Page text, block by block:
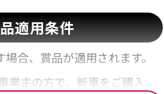
適用条件
合、賞品が適用されます。
業主の方で、新車をご購入、